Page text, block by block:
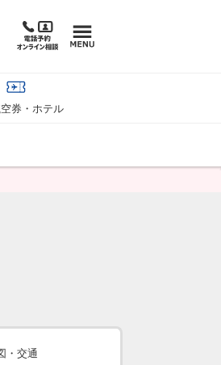
券・ホテル
・交通